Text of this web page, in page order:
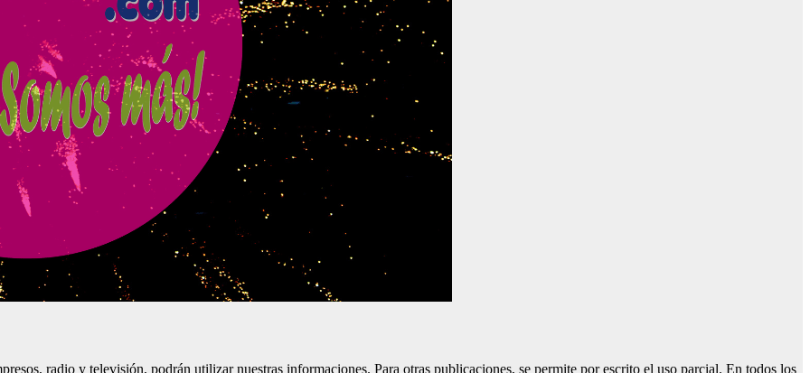
radio y televisión, podrán utilizar nuestras informaciones. Para otras publicaciones, se permite por escrito el uso parcial. En todos los